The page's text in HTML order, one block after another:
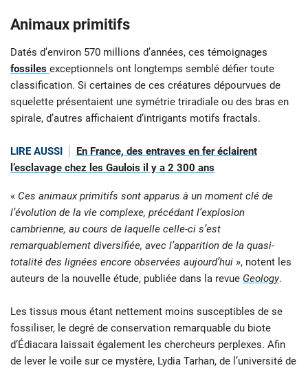
Animaux primitifs
Datés d’environ 570 millions d’années, ces témoignages
fossiles exceptionnels ont longtemps semblé défier toute
classification. Si certaines de ces créatures dépourvues de
squelette présentaient une symétrie triradiale ou des bras en
spirale, d’autres affichaient d’intrigants motifs fractals.
LIRE AUSSI
En France, des entraves en fer éclairent
l’esclavage chez les Gaulois il y a 2 300 ans
« Ces animaux primitifs sont apparus à un moment clé de
l’évolution de la vie complexe, précédant l’explosion
cambrienne, au cours de laquelle celle-ci s’est
remarquablement diversifiée, avec l’apparition de la quasi-
totalité des lignées encore observées aujourd’hui », notent les
auteurs de la nouvelle étude, publiée dans la revue Geology.
Les tissus mous étant nettement moins susceptibles de se
fossiliser, le degré de conservation remarquable du biote
d’Édiacara laissait également les chercheurs perplexes. Afin
de lever le voile sur ce mystère, Lydia Tarhan, de l’université de